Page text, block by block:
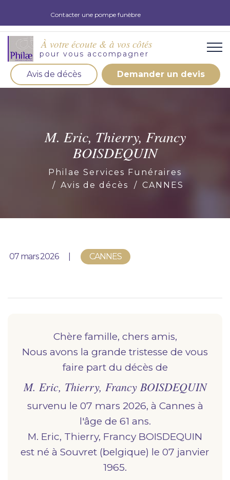
Contacter une pompe funèbre
À votre écoute & à vos côtés
pour vous accompagner
Avis de décès Demander un devis
dans les meilleurs délais.
Demander un devis obsèques
Optez pour la prévoyance
vos proches pour l'organisation de la cérémonie.
Demander un devis prévoyance
Demander un devis marbrerie
M. Eric, Thierry, Francy
BOISDEQUIN
Philae Services Funéraires
Avis de décès
CANNES
Publié le
07 mars 2026 CANNES
Chère famille, chers amis,
Nous avons la grande tristesse de vous
faire part du décès de
M. Eric, Thierry, Francy BOISDEQUIN
survenu le 07 mars 2026, à cannes à
l'âge de 61 ans.
M. Eric, Thierry, Francy BOISDEQUIN
est né à
souvret (belgique) le 07 janvier
1965.